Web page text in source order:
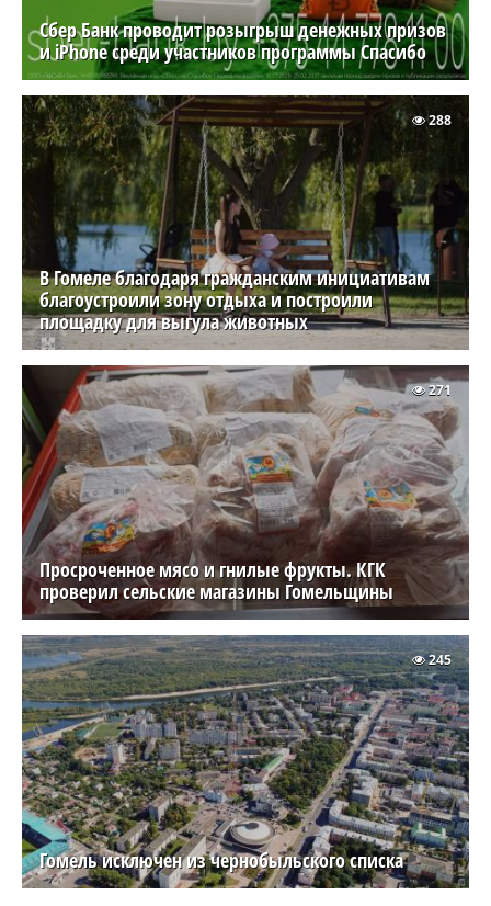
Сбер Банк проводит розыгрыш денежных призов
и iPhone среди участников программы Спасибо
В Гомеле благодаря гражданским инициативам
благоустроили зону отдыха и построили
площадку для выгула животных
288
Просроченное мясо и гнилые фрукты. КГК
проверил сельские магазины Гомельщины
271
Гомель исключен из чернобыльского списка
245